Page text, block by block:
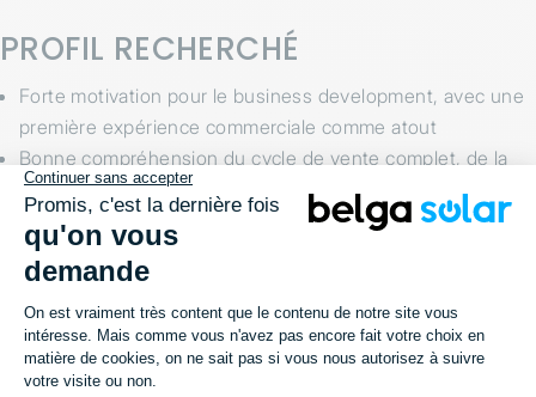
PROFIL RECHERCHÉ
Forte motivation pour le business development, avec une
première expérience commerciale comme atout
Bonne compréhension du cycle de vente complet, de la
prospection à la conclusion et au suivi client
Excellentes capacités relationnelles et sens du
développement commercial
Esprit entrepreneurial, autonomie et approche
pragmatique orientée solutions
Bonne organisation, rigueur et capacité à gérer plusieurs
priorités